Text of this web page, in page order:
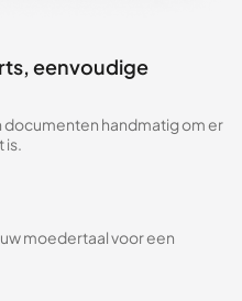
eenvoudige
documenten handmatig om er
is.
moedertaal voor een